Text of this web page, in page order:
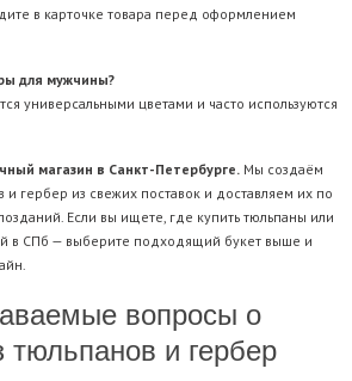
в карточке товара перед оформлением
для мужчины?
универсальными цветами и часто используются
магазин в Санкт-Петербурге. Мы создаём
и гербер из свежих поставок и доставляем их по
Если вы ищете, где купить тюльпаны или
в СПб — выберите подходящий букет выше и
вопросы о
тюльпанов и гербер